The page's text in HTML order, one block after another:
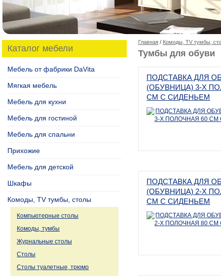
Каталог мебели
Мебель от фабрики DaVita
Мягкая мебель
Мебель для кухни
Мебель для гостиной
Мебель для спальни
Прихожие
Мебель для детской
Шкафы
Комоды, TV тумбы, столы
Компьютерные столы
Комоды, тумбы
Журнальные столы
Столы
Столы туалетные, трюмо
Главная / Комоды, TV тумбы,
Тумбы для обуви
ПОДСТАВКА ДЛЯ
(ОБУВНИЦА) 3-Х
СМ С СИДЕНЬЕМ
ПОДСТАВКА ДЛЯ
(ОБУВНИЦА) 2-Х
СМ С СИДЕНЬЕМ